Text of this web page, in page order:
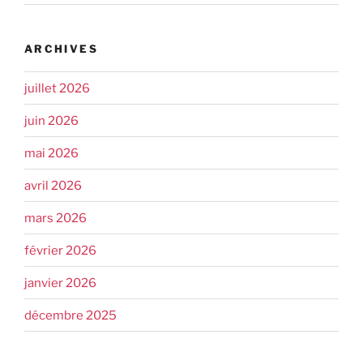
ARCHIVES
juillet 2026
juin 2026
mai 2026
avril 2026
mars 2026
février 2026
janvier 2026
décembre 2025